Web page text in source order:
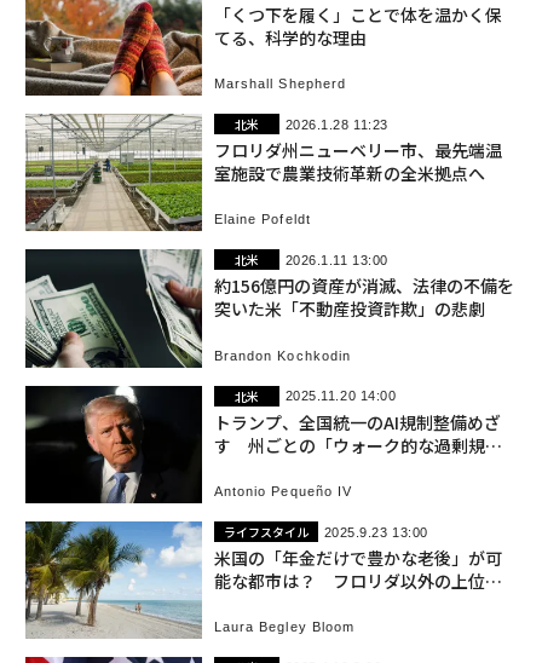
「くつ下を履く」ことで体を温かく保
てる、科学的な理由
Marshall Shepherd
北米 2026.1.28 11:23
フロリダ州ニューベリー市、最先端温
室施設で農業技術革新の全米拠点へ
Elaine Pofeldt
北米 2026.1.11 13:00
約156億円の資産が消滅、法律の不備を
突いた米「不動産投資詐欺」の悲劇
Brandon Kochkodin
北米 2025.11.20 14:00
トランプ、全国統一のAI規制整備めざ
す 州ごとの「ウォーク的な過剰規
Antonio Pequeño IV
ライフスタイル 2025.9.23 13:00
米国の「年金だけで豊かな老後」が可
能な都市は？ フロリダ以外の上位は
Laura Begley Bloom